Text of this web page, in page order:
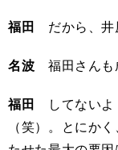
福田 だから、井
名波 福田さんも
福田
してないよ
（笑）。とにか